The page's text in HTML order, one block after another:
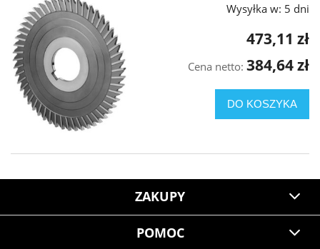
Wysyłka w: 5 dni
473,11 zł
Cena netto: 384,64 zł
DO KOSZYKA
ZAKUPY
POMOC